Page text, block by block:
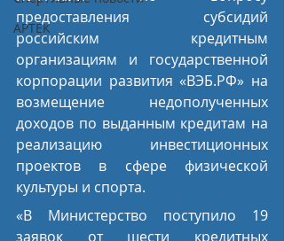
АРТЕК
предоставления субсидий
российским кредитным
организациям и государственной
корпорации развития «ВЭБ.РФ» на
возмещение недополученных
доходов по выданным кредитам на
реализацию инвестиционных
проектов в сфере физической
культуры и спорта.
«В Министерство поступило 19
заявок от шести кредитных